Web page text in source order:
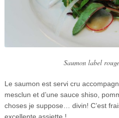
Saumon label
Le saumon est servi cru
mesclun et d’une sauce shiso,
choses je suppose… divin! C’est